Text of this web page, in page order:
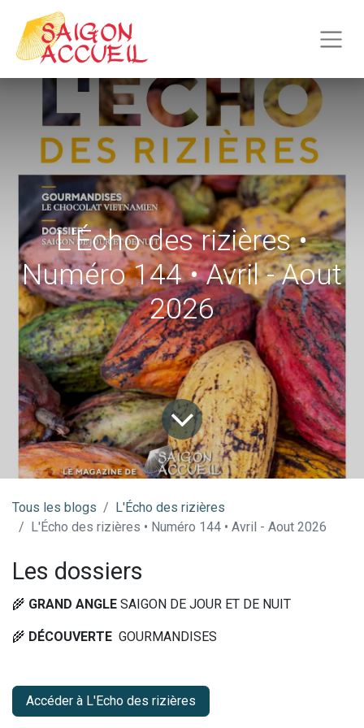
L'Écho des rizières •
Numéro 144 • Avril - Aout
2026
Tous les blogs
​L'Écho des rizières
L'Écho des rizières • Numéro 144 • Avril - Aout 2026
Les dossiers
🌾 GRAND ANGLE SAIGON DE JOUR ET DE NUIT
🌾 DÉCOUVERTE GOURMANDISES
Accéder à L'Echo des rizières